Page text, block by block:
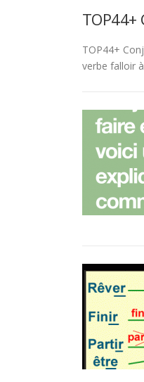
TOP44+
verbe falloir